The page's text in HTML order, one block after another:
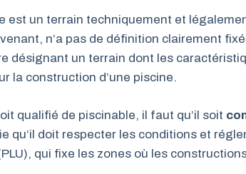
est un terrain techniquement et
n’a pas de définition clairement
désignant un terrain dont les
la construction d’une piscine.
qualifié de piscinable, il faut qu’il soit
qu’il doit respecter les conditions et
qui fixe les zones où les